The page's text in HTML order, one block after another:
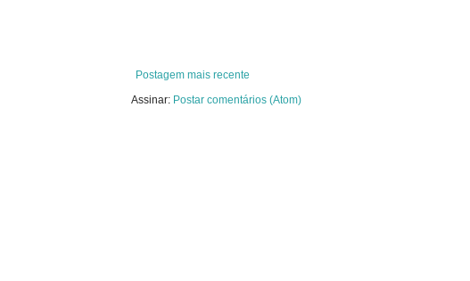
Postagem mais recente
Assinar: Postar comentários (Atom)